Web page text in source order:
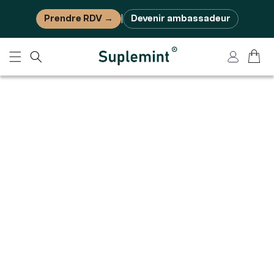
Ignorer et passer au contenu
Prendre RDV → | Devenir ambassadeur
Panier